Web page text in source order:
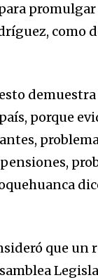
promulgar
como
porque
que